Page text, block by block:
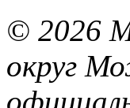
© 2026
округ